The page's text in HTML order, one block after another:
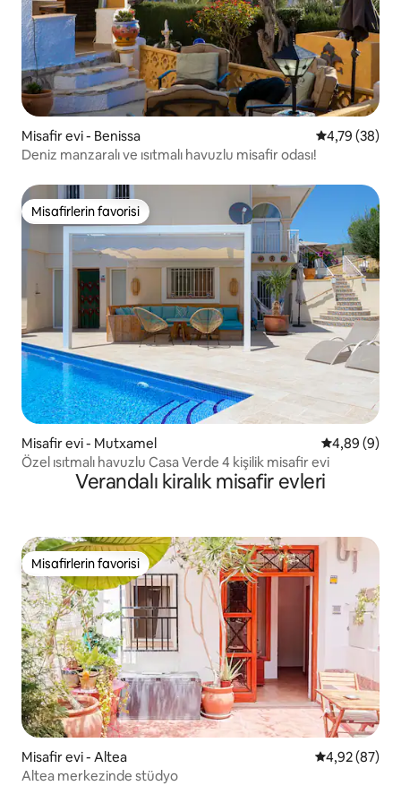
Misafir evi - Benissa 5 üzerinden
4,79 (38)
Deniz manzaralı ve ısıtmalı havuzlu misafir odası!
Misafirlerin favorisi
Misafirlerin favorisi
Misafir evi - Mutxamel 5 üzerinden
4,89 (9)
Özel ısıtmalı havuzlu Casa Verde 4 kişilik misafir evi
Verandalı kiralık misafir evleri
Misafirlerin favorisi
Misafirlerin favorisi
Misafir evi - Altea 5 üzerinden
4,92 (87)
Altea merkezinde stüdyo